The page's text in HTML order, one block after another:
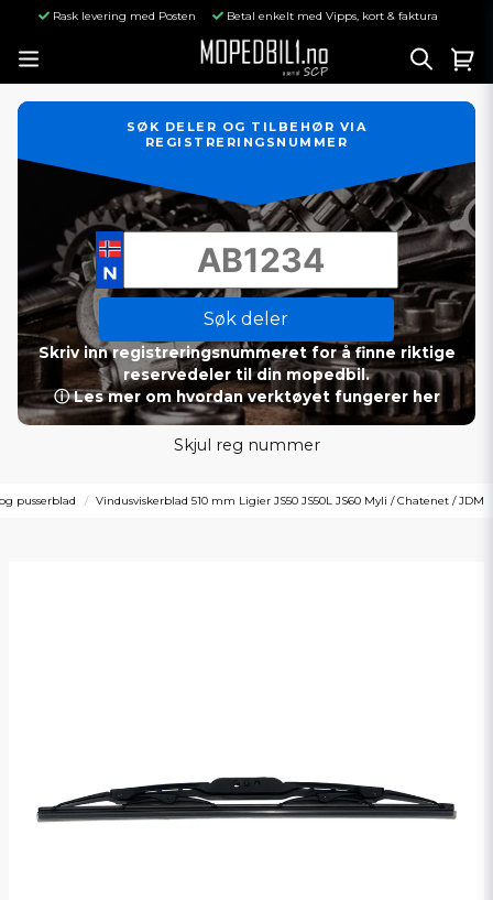
Rask levering med Posten Betal enkelt med Vipps, kort & faktura
SØK DELER OG TILBEHØR VIA
REGISTRERINGSNUMMER
Søk deler
Skriv inn registreringsnummeret for å finne riktige
reservedeler til din mopedbil.
ⓘ Les mer om hvordan verktøyet fungerer her
Skjul reg nummer
pusserblad Vindusviskerblad 510 mm Ligier JS50 JS50L JS60 Myli / Chatenet / JDM